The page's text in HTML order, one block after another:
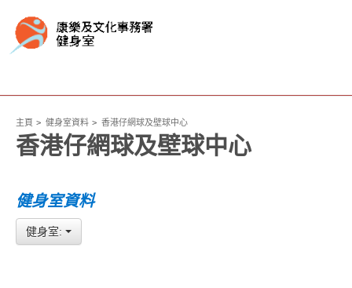
主頁 健身室資料 香港仔網球及壁球中心
香港仔網球及壁球中心
健身室資料
健身室: